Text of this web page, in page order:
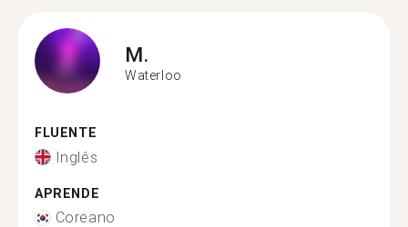
M.
Waterloo
FLUENTE
Inglês
APRENDE
Coreano